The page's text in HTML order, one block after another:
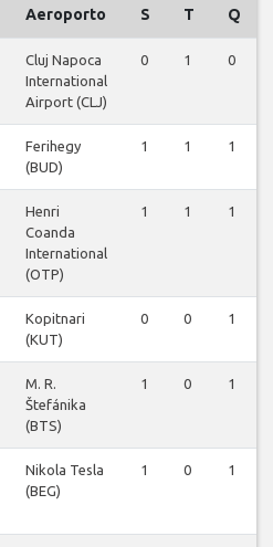
Aeroporto S T Q
Cluj Napoca
International
Airport (CLJ)
0 1 0
Ferihegy
(BUD)
1 1 1
Henri
Coanda
International
(OTP)
1 1 1
Kopitnari
(KUT)
0 0 1
M. R.
Štefánika
(BTS)
1 0 1
Nikola Tesla
(BEG)
1 0 1